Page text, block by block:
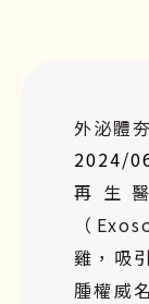
外泌體
2024/
再生
（
雞，吸
腫權威